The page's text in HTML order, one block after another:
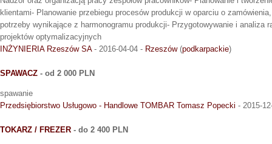
klientami- Planowanie przebiegu procesów produkcji w oparciu o
potrzeby wynikające z harmonogramu produkcji- Przygotowywanie i analiza
projektów optymalizacyjnych
INŻYNIERIA Rzeszów SA- 2016-04-04 - Rzeszów(podkarpackie)
SPAWACZ - od 2 000 PLN
spawanie
Przedsiębiorstwo Usługowo - Handlowe TOMBAR Tomasz Popecki - 2015-
TOKARZ / FREZER - do 2 400 PLN